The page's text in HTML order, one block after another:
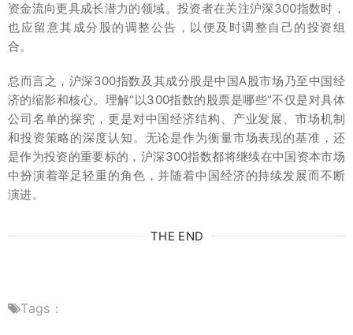
资金流向更具成长潜力的领域。投资者在关注沪深300指数时，
也应留意其成分股的调整公告，以便及时调整自己的投资组
合。
总而言之，沪深300指数及其成分股是中国A股市场乃至中国经
济的缩影和核心。理解“以300指数的股票是哪些”不仅是对具体
公司名单的探究，更是对中国经济结构、产业发展、市场机制
和投资策略的深度认知。无论是作为衡量市场表现的基准，还
是作为投资的重要标的，沪深300指数都将继续在中国资本市场
中扮演着举足轻重的角色，并随着中国经济的持续发展而不断
演进。
THE END
Tags：